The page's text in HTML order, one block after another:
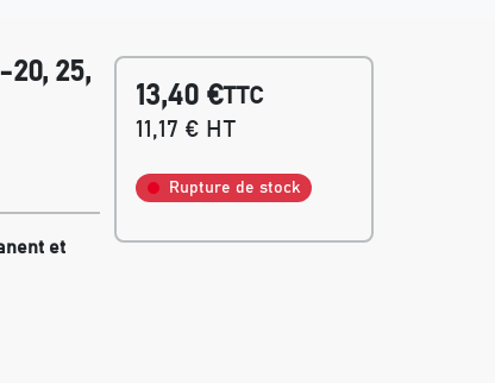
25,
et
13,40 €TTC
11,17 € HT
Rupture de stock